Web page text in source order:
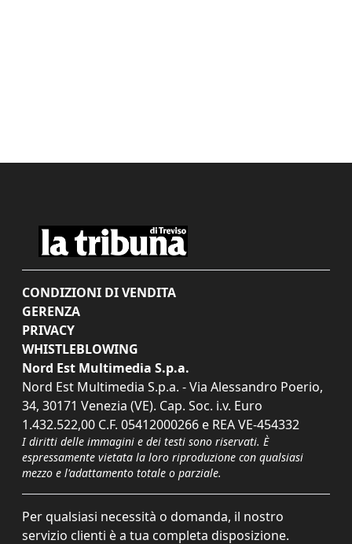
CONDIZIONI DI VENDITA
GERENZA
PRIVACY
WHISTLEBLOWING
Nord Est Multimedia S.p.a.
Nord Est Multimedia S.p.a. - Via Alessandro Poerio,
34, 30171 Venezia (VE). Cap. Soc. i.v. Euro
1.432.522,00 C.F. 05412000266 e REA VE-454332
I diritti delle immagini e dei testi sono riservati. È
espressamente vietata la loro riproduzione con qualsiasi
mezzo e l'adattamento totale o parziale.
Per qualsiasi necessità o domanda, il nostro
servizio clienti è a tua completa disposizione.